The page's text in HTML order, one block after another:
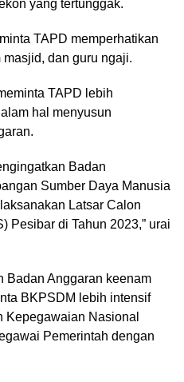
yang tertunggak.
TAPD memperhatikan
dan guru ngaji.
TAPD lebih
hal menyusun
Badan
Sumber Daya Manusia
Latsar Calon
Pesibar di Tahun 2023,” urai
Badan Anggaran keenam
BKPSDM lebih intensif
Kepegawaian Nasional
Pemerintah dengan